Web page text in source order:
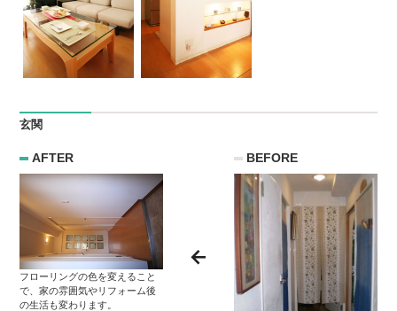
玄関
BEFORE
AFTER
フローリングの色を変えること
で、家の雰囲気やリフォーム後
の生活も変わります。